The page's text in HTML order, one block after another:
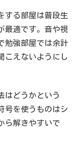
する部屋は普段生
最適です。音や視
勉強部屋では余計
こえないようにし
はどうかという
号を使うものはシ
ら解きやすいで